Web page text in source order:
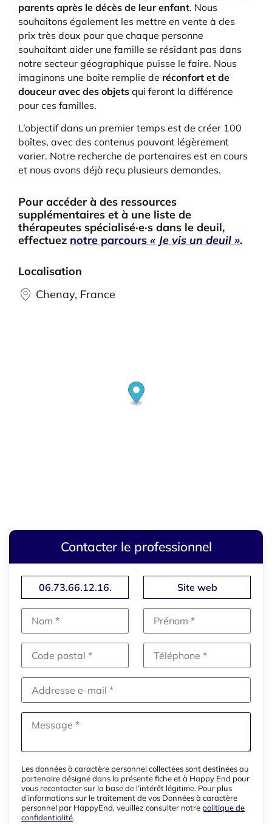
parents après le décès de leur enfant. Nous
souhaitons également les mettre en vente à des
prix très doux pour que chaque personne
souhaitant aider une famille se résidant pas dans
notre secteur géographique puisse le faire. Nous
imaginons une boite remplie de réconfort et de
douceur avec des objets qui feront la différence
pour ces familles.
L’objectif dans un premier temps est de créer 100
boîtes, avec des contenus pouvant légèrement
varier. Notre recherche de partenaires est en cours
et nous avons déjà reçu plusieurs demandes.
Pour accéder à des ressources
supplémentaires et à une liste de
thérapeutes spécialisé·e·s dans le deuil,
effectuez notre parcours « Je vis un deuil ».
Localisation
Chenay, France
Contacter le professionnel
06.73.66.12.16. Site web
Les données à caractère personnel collectées sont destinées au
partenaire désigné dans la présente fiche et à Happy End pour
vous recontacter sur la base de l’intérêt légitime. Pour plus
d’informations sur le traitement de vos Données à caractère
personnel par HappyEnd, veuillez consulter notre politique de
confidentialité.